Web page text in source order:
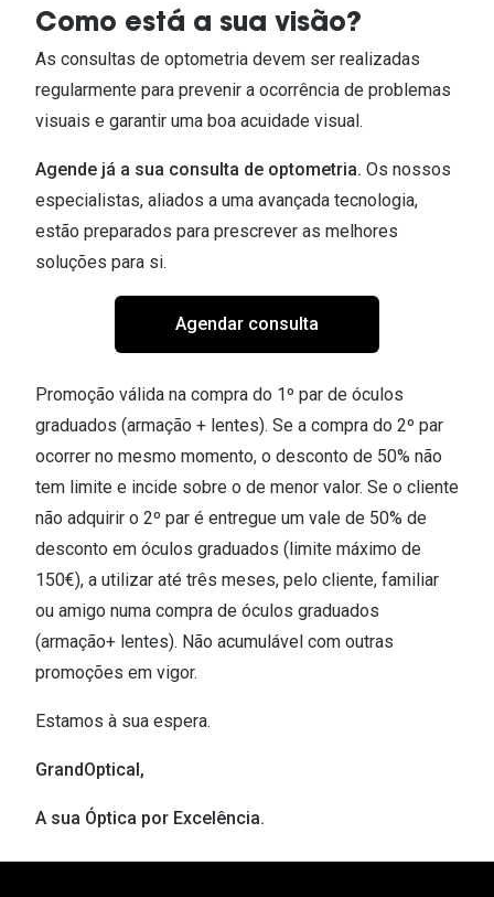
Como está a sua visão?
As consultas de optometria devem ser realizadas
regularmente para prevenir a ocorrência de problemas
visuais e garantir uma boa acuidade visual.
Agende já a sua consulta de optometria. Os nossos
especialistas, aliados a uma avançada tecnologia,
estão preparados para prescrever as melhores
soluções para si.
Agendar consulta
Promoção válida na compra do 1º par de óculos
graduados (armação + lentes). Se a compra do 2º par
ocorrer no mesmo momento, o desconto de 50% não
tem limite e incide sobre o de menor valor. Se o cliente
não adquirir o 2º par é entregue um vale de 50% de
desconto em óculos graduados (limite máximo de
150€), a utilizar até três meses, pelo cliente, familiar
ou amigo numa compra de óculos graduados
(armação+ lentes). Não acumulável com outras
promoções em vigor.
Estamos à sua espera.
GrandOptical,
A sua Óptica por Excelência.